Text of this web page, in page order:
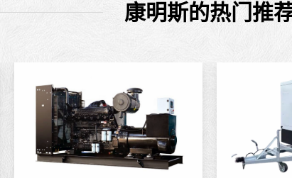
康明斯的热门推